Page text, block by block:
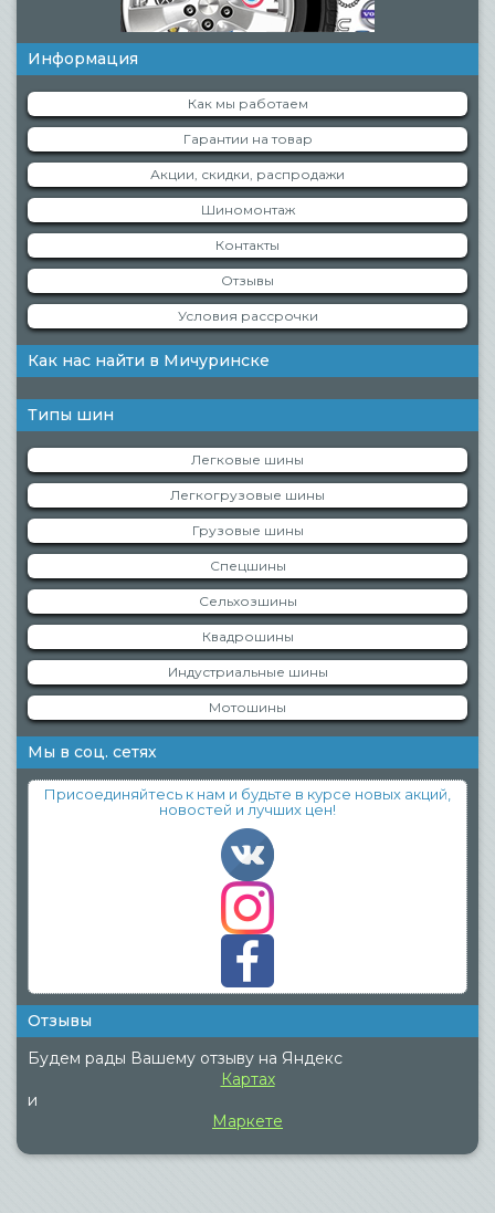
Информация
Как мы работаем
Гарантии на товар
Акции, скидки, распродажи
Шиномонтаж
Контакты
Отзывы
Условия рассрочки
Как нас найти в Мичуринске
Типы шин
Легковые шины
Легкогрузовые шины
Грузовые шины
Спецшины
Сельхозшины
Квадрошины
Индустриальные шины
Мотошины
Мы в соц. сетях
Присоединяйтесь к нам и будьте в курсе новых акций,
новостей и лучших цен!
Отзывы
Будем рады Вашему отзыву на Яндекс
Картах
и
Маркете